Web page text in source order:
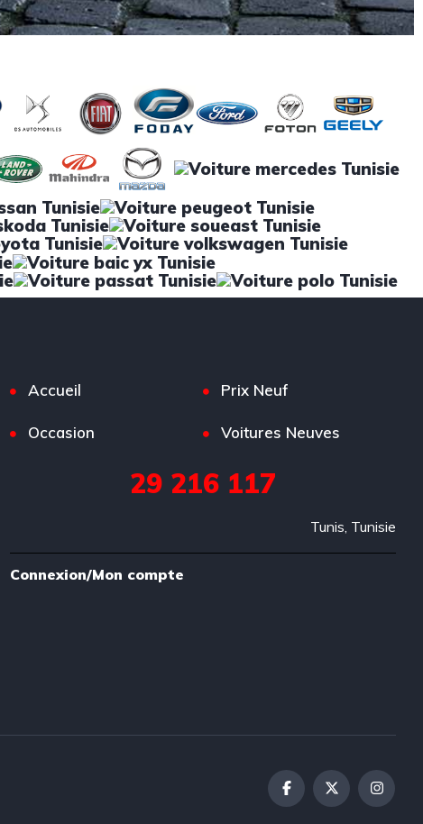
Accueil Prix Neuf
Occasion Voitures Neuves
29 216 117
Tunis, Tunisie
Connexion/Mon compte